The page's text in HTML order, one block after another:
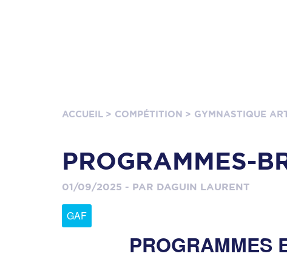
ACCUEIL > COMPÉTITION > GYMNASTIQUE
PROGRAMMES-
01/09/2025 - PAR DAGUIN LAURENT
GAF
PROGRAMMES